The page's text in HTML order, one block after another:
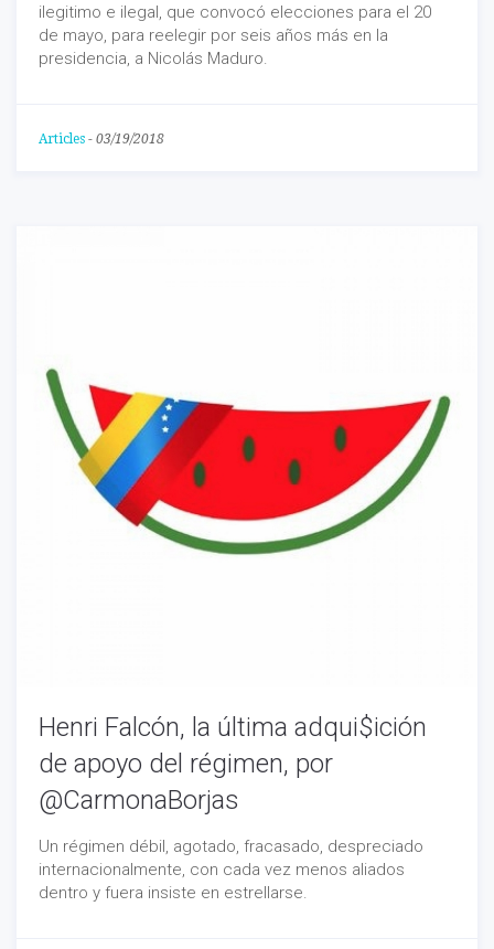
ilegitimo e ilegal, que convocó elecciones para el 20
de mayo, para reelegir por seis años más en la
presidencia, a Nicolás Maduro.
Articles - 03/19/2018
Henri Falcón, la última adqui$ición
de apoyo del régimen, por
@CarmonaBorjas
Un régimen débil, agotado, fracasado, despreciado
internacionalmente, con cada vez menos aliados
dentro y fuera insiste en estrellarse.